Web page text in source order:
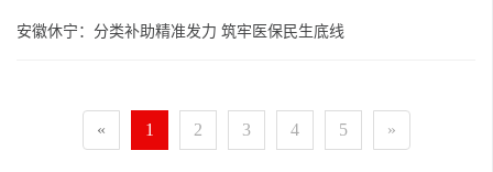
安徽休宁：分类补助精准发力 筑牢医保民生底线
« 1 2 3 4 5 »